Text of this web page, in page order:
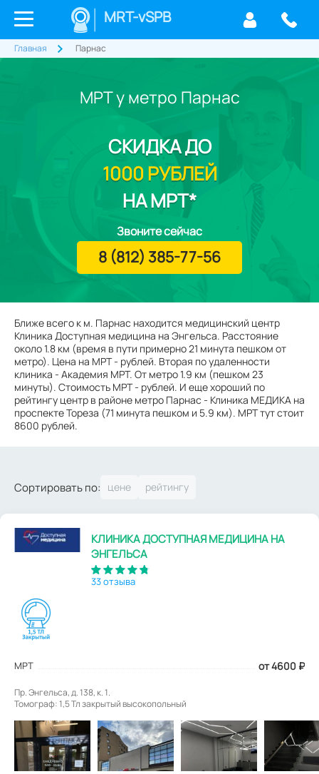
MRT-vSPB
Главная Парнас
МРТ у метро Парнас
Ближе всего к м. Парнас находится медицинский центр
Клиника Доступная медицина на Энгельса. Расстояние
около 1.8 км (время в пути примерно 21 минута пешком от
метро). Цена на МРТ - рублей. Вторая по удаленности
клиника - Академия МРТ. От метро 1.9 км (пешком 23
минуты). Стоимость МРТ - рублей. И еще хороший по
рейтингу центр в районе метро Парнас - Клиника МЕДИКА на
проспекте Тореза (71 минута пешком и 5.9 км). МРТ тут стоит
8600 рублей.
СКИДКАДО
1000 РУБЛЕЙ
НА МРТ*
Звоните сейчас
8 (812) 385-77-56
Сортировать по:
КЛИНИКА ДОСТУПНАЯ МЕДИЦИНА НА
ЭНГЕЛЬСА
33 отзыва
МРТ от 4600 ₽
Пр. Энгельса, д. 138, к. 1.
Томограф: 1,5 Тл закрытый высокопольный